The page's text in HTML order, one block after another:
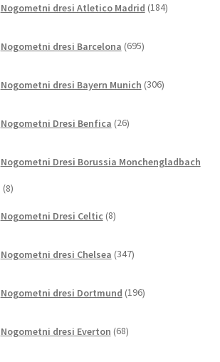
Nogometni dresi Atletico Madrid 184izdelkov
Nogometni dresi Barcelona 695izdelkov
Nogometni dresi Bayern Munich 306izdelkov
Nogometni Dresi Benfica 26izdelkov
Nogometni Dresi Borussia Monchengladbach
88
Nogometni Dresi Celtic 8izdelkov
Nogometni dresi Chelsea 347izdelkov
Nogometni dresi Dortmund 196izdelkov
Nogometni dresi Everton 68izdelkov